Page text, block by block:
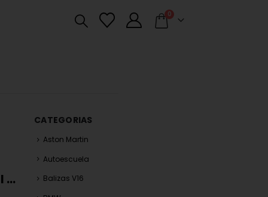
0
¿Cuántos coches se matriculan al día en España? Un análisis de las cifras
CATEGORIAS
Aston Martin
Autoescuela
Balizas V16